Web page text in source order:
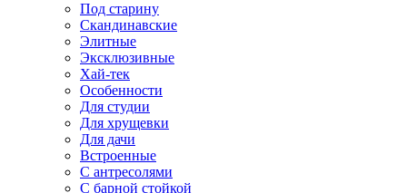
Под старину
Скандинавские
Элитные
Эксклюзивные
Хай-тек
Особенности
Для студии
Для хрущевки
Для дачи
Встроенные
С антресолями
С барной стойкой